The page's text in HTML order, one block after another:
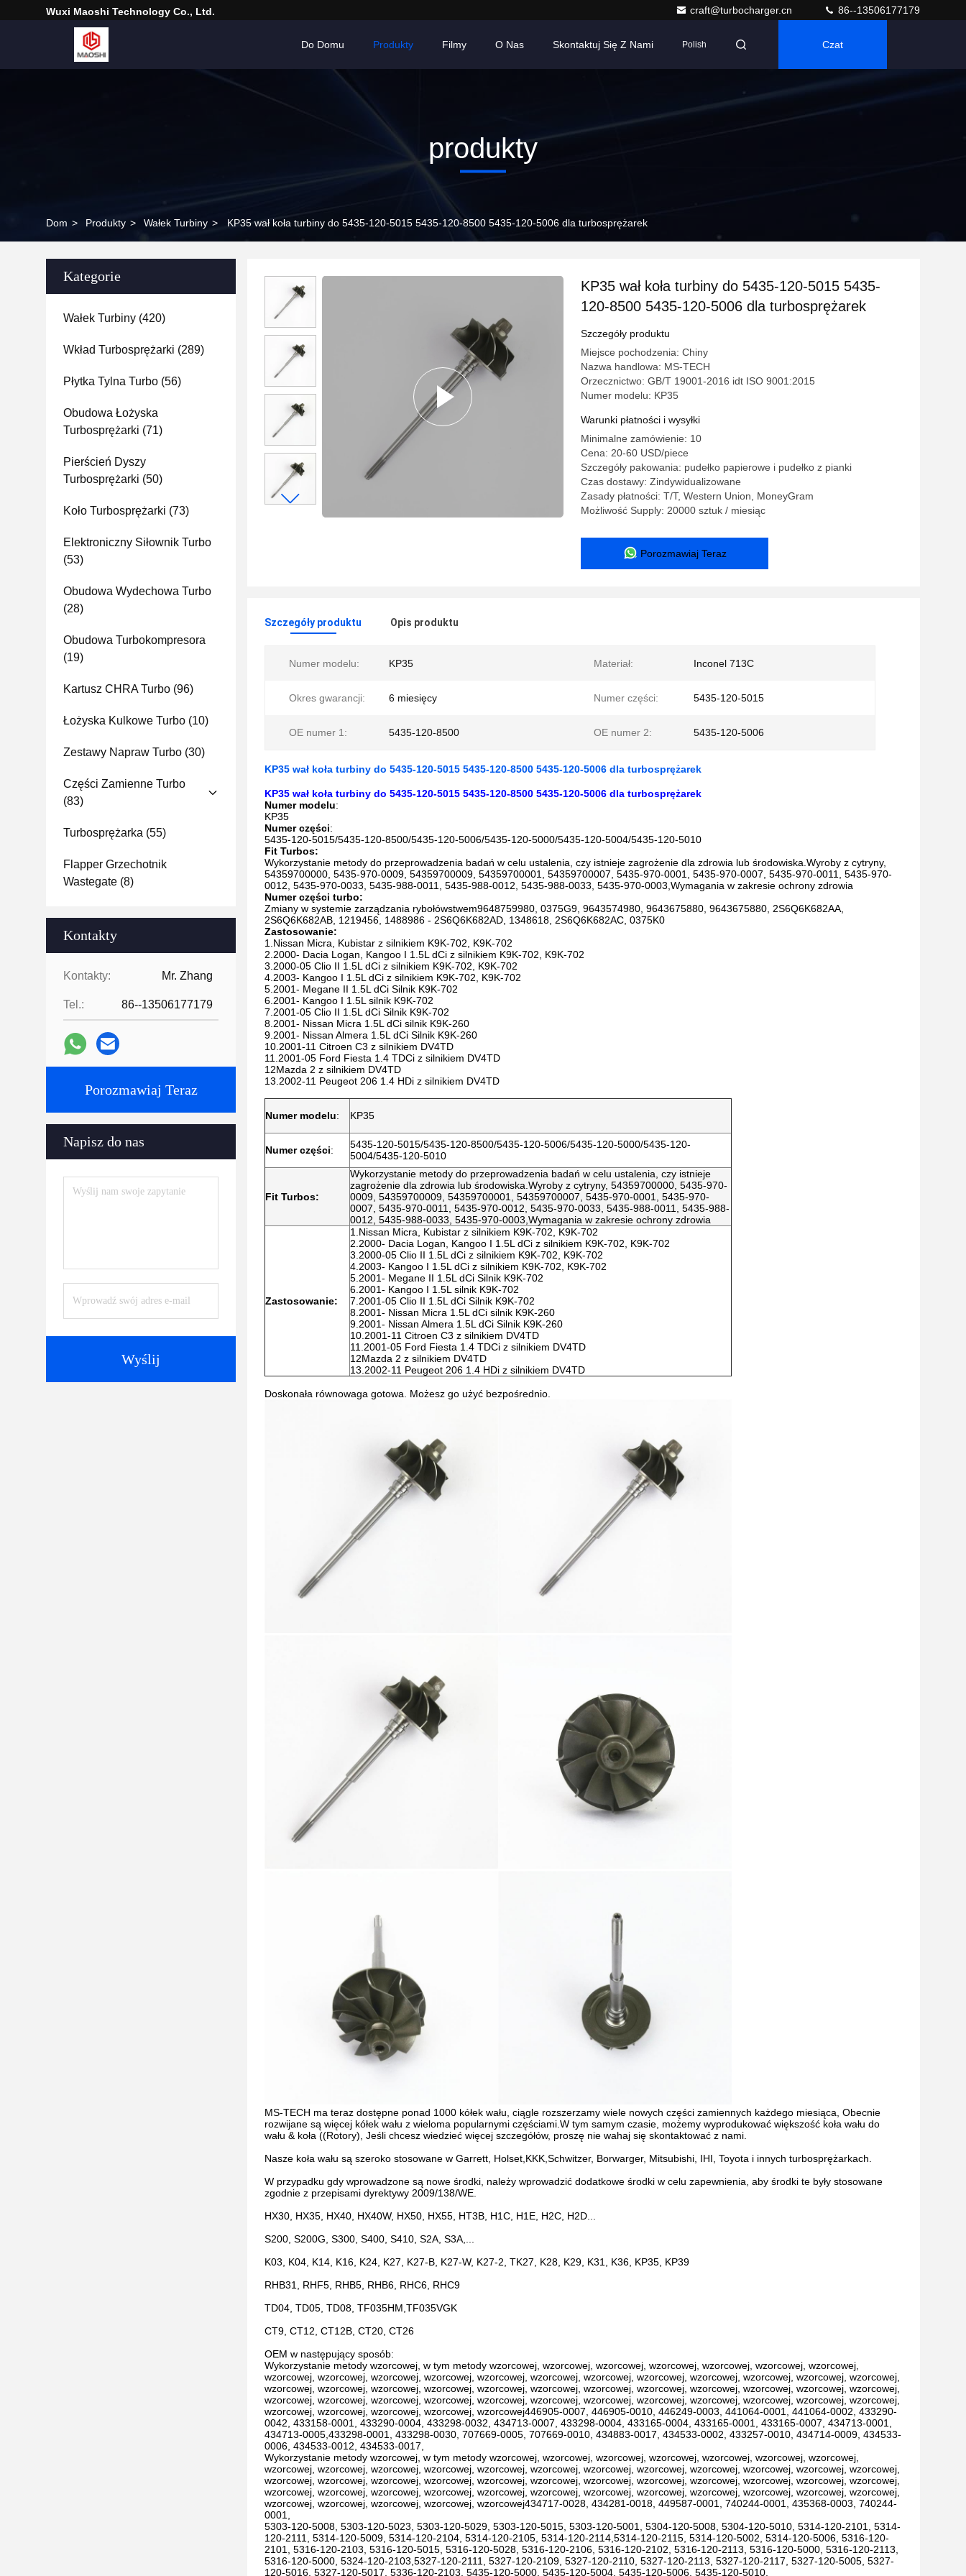
Wuxi Maoshi Technology Co., Ltd. craft@turbocharger.cn 86--13506177179
Do Domu Produkty Filmy O Nas Skontaktuj Się Z Nami Polish Czat
produkty
Dom > Produkty > Wałek Turbiny > KP35 wał koła turbiny do 5435-120-5015 5435-120-8500 5435-120-5006 dla turbosprężarek
Kategorie
Wałek Turbiny (420)
Wkład Turbosprężarki (289)
Płytka Tylna Turbo (56)
Obudowa Łożyska
Turbosprężarki (71)
Pierścień Dyszy
Turbosprężarki (50)
Koło Turbosprężarki (73)
Elektroniczny Siłownik Turbo
(53)
Obudowa Wydechowa Turbo
(28)
Obudowa Turbokompresora
(19)
Kartusz CHRA Turbo (96)
Łożyska Kulkowe Turbo (10)
Zestawy Napraw Turbo (30)
Części Zamienne Turbo
(83)
Turbosprężarka (55)
Flapper Grzechotnik
Wastegate (8)
Kontakty
Kontakty: Mr. Zhang
Tel.: 86--13506177179
Porozmawiaj Teraz
Napisz do nas
Wyślij
KP35 wał koła turbiny do 5435-120-5015 5435-
120-8500 5435-120-5006 dla turbosprężarek
Szczegóły produktu
Miejsce pochodzenia: Chiny
Nazwa handlowa: MS-TECH
Orzecznictwo: GB/T 19001-2016 idt ISO 9001:2015
Numer modelu: KP35
Warunki płatności i wysyłki
Minimalne zamówienie: 10
Cena: 20-60 USD/piece
Szczegóły pakowania: pudełko papierowe i pudełko z pianki
Czas dostawy: Zindywidualizowane
Zasady płatności: T/T, Western Union, MoneyGram
Możliwość Supply: 20000 sztuk / miesiąc
Porozmawiaj Teraz
Szczegóły produktu Opis produktu
Numer modelu: KP35 Materiał: Inconel 713C
Okres gwarancji: 6 miesięcy Numer części: 5435-120-5015
OE numer 1: 5435-120-8500 OE numer 2: 5435-120-5006
KP35 wał koła turbiny do 5435-120-5015 5435-120-8500 5435-120-5006 dla turbosprężarek
KP35 wał koła turbiny do 5435-120-5015 5435-120-8500 5435-120-5006 dla turbosprężarek
Numer modelu:
KP35
Numer części:
5435-120-5015/5435-120-8500/5435-120-5006/5435-120-5000/5435-120-5004/5435-120-5010
Fit Turbos:
Wykorzystanie metody do przeprowadzenia badań w celu ustalenia, czy istnieje zagrożenie dla zdrowia lub środowiska.Wyroby z cytryny,
54359700000, 5435-970-0009, 54359700009, 54359700001, 54359700007, 5435-970-0001, 5435-970-0007, 5435-970-0011, 5435-970-
0012, 5435-970-0033, 5435-988-0011, 5435-988-0012, 5435-988-0033, 5435-970-0003,Wymagania w zakresie ochrony zdrowia
Numer części turbo:
Zmiany w systemie zarządzania rybołówstwem9648759980, 0375G9, 9643574980, 9643675880, 9643675880, 2S6Q6K682AA,
2S6Q6K682AB, 1219456, 1488986 - 2S6Q6K682AD, 1348618, 2S6Q6K682AC, 0375K0
Zastosowanie:
1.Nissan Micra, Kubistar z silnikiem K9K-702, K9K-702
2.2000- Dacia Logan, Kangoo I 1.5L dCi z silnikiem K9K-702, K9K-702
3.2000-05 Clio II 1.5L dCi z silnikiem K9K-702, K9K-702
4.2003- Kangoo I 1.5L dCi z silnikiem K9K-702, K9K-702
5.2001- Megane II 1.5L dCi Silnik K9K-702
6.2001- Kangoo I 1.5L silnik K9K-702
7.2001-05 Clio II 1.5L dCi Silnik K9K-702
8.2001- Nissan Micra 1.5L dCi silnik K9K-260
9.2001- Nissan Almera 1.5L dCi Silnik K9K-260
10.2001-11 Citroen C3 z silnikiem DV4TD
11.2001-05 Ford Fiesta 1.4 TDCi z silnikiem DV4TD
12Mazda 2 z silnikiem DV4TD
13.2002-11 Peugeot 206 1.4 HDi z silnikiem DV4TD
Numer modelu: KP35
Numer części:
5435-120-5015/5435-120-8500/5435-120-5006/5435-120-5000/5435-120-
5004/5435-120-5010
Fit Turbos:
Wykorzystanie metody do przeprowadzenia badań w celu ustalenia, czy istnieje
zagrożenie dla zdrowia lub środowiska.Wyroby z cytryny, 54359700000, 5435-970-
0009, 54359700009, 54359700001, 54359700007, 5435-970-0001, 5435-970-
0007, 5435-970-0011, 5435-970-0012, 5435-970-0033, 5435-988-0011, 5435-988-
0012, 5435-988-0033, 5435-970-0003,Wymagania w zakresie ochrony zdrowia
Zastosowanie:
1.Nissan Micra, Kubistar z silnikiem K9K-702, K9K-702
2.2000- Dacia Logan, Kangoo I 1.5L dCi z silnikiem K9K-702, K9K-702
3.2000-05 Clio II 1.5L dCi z silnikiem K9K-702, K9K-702
4.2003- Kangoo I 1.5L dCi z silnikiem K9K-702, K9K-702
5.2001- Megane II 1.5L dCi Silnik K9K-702
6.2001- Kangoo I 1.5L silnik K9K-702
7.2001-05 Clio II 1.5L dCi Silnik K9K-702
8.2001- Nissan Micra 1.5L dCi silnik K9K-260
9.2001- Nissan Almera 1.5L dCi Silnik K9K-260
10.2001-11 Citroen C3 z silnikiem DV4TD
11.2001-05 Ford Fiesta 1.4 TDCi z silnikiem DV4TD
12Mazda 2 z silnikiem DV4TD
13.2002-11 Peugeot 206 1.4 HDi z silnikiem DV4TD
Doskonała równowaga gotowa. Możesz go użyć bezpośrednio.
MS-TECH ma teraz dostępne ponad 1000 kółek wału, ciągle rozszerzamy wiele nowych części zamiennych każdego miesiąca, Obecnie
rozwijane są więcej kółek wału z wieloma popularnymi częściami.W tym samym czasie, możemy wyprodukować większość koła wału do
wału & koła ((Rotory), Jeśli chcesz wiedzieć więcej szczegółów, proszę nie wahaj się skontaktować z nami.
Nasze koła wału są szeroko stosowane w Garrett, Holset,KKK,Schwitzer, Borwarger, Mitsubishi, IHI, Toyota i innych turbosprężarkach.
W przypadku gdy wprowadzone są nowe środki, należy wprowadzić dodatkowe środki w celu zapewnienia, aby środki te były stosowane
zgodnie z przepisami dyrektywy 2009/138/WE.
HX30, HX35, HX40, HX40W, HX50, HX55, HT3B, H1C, H1E, H2C, H2D...
S200, S200G, S300, S400, S410, S2A, S3A,...
K03, K04, K14, K16, K24, K27, K27-B, K27-W, K27-2, TK27, K28, K29, K31, K36, KP35, KP39
RHB31, RHF5, RHB5, RHB6, RHC6, RHC9
TD04, TD05, TD08, TF035HM,TF035VGK
CT9, CT12, CT12B, CT20, CT26
OEM w następujący sposób:
Wykorzystanie metody wzorcowej, w tym metody wzorcowej, wzorcowej, wzorcowej, wzorcowej, wzorcowej, wzorcowej, wzorcowej,
wzorcowej, wzorcowej, wzorcowej, wzorcowej, wzorcowej, wzorcowej, wzorcowej, wzorcowej, wzorcowej, wzorcowej, wzorcowej, wzorcowej,
wzorcowej, wzorcowej, wzorcowej, wzorcowej, wzorcowej, wzorcowej, wzorcowej, wzorcowej, wzorcowej, wzorcowej, wzorcowej, wzorcowej,
wzorcowej, wzorcowej, wzorcowej, wzorcowej, wzorcowej, wzorcowej, wzorcowej, wzorcowej, wzorcowej, wzorcowej, wzorcowej, wzorcowej,
wzorcowej, wzorcowej, wzorcowej, wzorcowej, wzorcowej446905-0007, 446905-0010, 446249-0003, 441064-0001, 441064-0002, 433290-
0042, 433158-0001, 433290-0004, 433298-0032, 434713-0007, 433298-0004, 433165-0004, 433165-0001, 433165-0007, 434713-0001,
434713-0005,433298-0001, 433298-0030, 707669-0005, 707669-0010, 434883-0017, 434533-0002, 433257-0010, 434714-0009, 434533-
0006, 434533-0012, 434533-0017,
Wykorzystanie metody wzorcowej, w tym metody wzorcowej, wzorcowej, wzorcowej, wzorcowej, wzorcowej, wzorcowej, wzorcowej,
wzorcowej, wzorcowej, wzorcowej, wzorcowej, wzorcowej, wzorcowej, wzorcowej, wzorcowej, wzorcowej, wzorcowej, wzorcowej, wzorcowej,
wzorcowej, wzorcowej, wzorcowej, wzorcowej, wzorcowej, wzorcowej, wzorcowej, wzorcowej, wzorcowej, wzorcowej, wzorcowej, wzorcowej,
wzorcowej, wzorcowej, wzorcowej, wzorcowej, wzorcowej, wzorcowej, wzorcowej, wzorcowej, wzorcowej, wzorcowej, wzorcowej, wzorcowej,
wzorcowej, wzorcowej, wzorcowej, wzorcowej, wzorcowej434717-0028, 434281-0018, 449587-0001, 740244-0001, 435368-0003, 740244-
0001,
5303-120-5008, 5303-120-5023, 5303-120-5029, 5303-120-5015, 5303-120-5001, 5304-120-5008, 5304-120-5010, 5314-120-2101, 5314-
120-2111, 5314-120-5009, 5314-120-2104, 5314-120-2105, 5314-120-2114,5314-120-2115, 5314-120-5002, 5314-120-5006, 5316-120-
2101, 5316-120-2103, 5316-120-5015, 5316-120-5028, 5316-120-2106, 5316-120-2102, 5316-120-2113, 5316-120-5000, 5316-120-2113,
5316-120-5000, 5324-120-2103,5327-120-2111, 5327-120-2109, 5327-120-2110, 5327-120-2113, 5327-120-2117, 5327-120-5005, 5327-
120-5016, 5327-120-5017, 5336-120-2103, 5435-120-5000, 5435-120-5004, 5435-120-5006, 5435-120-5010,